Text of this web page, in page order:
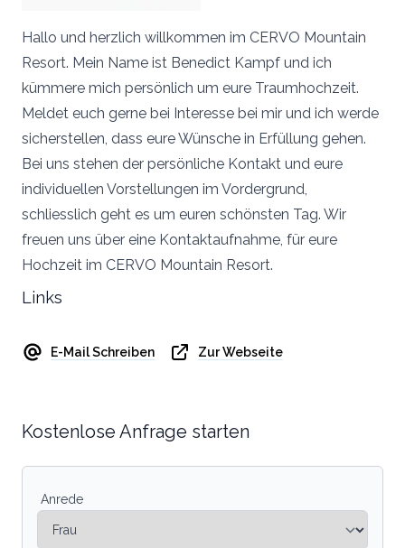
Hallo und herzlich willkommen im CERVO Mountain
Resort. Mein Name ist Benedict Kampf und ich
kümmere mich persönlich um eure Traumhochzeit.
Meldet euch gerne bei Interesse bei mir und ich werde
sicherstellen, dass eure Wünsche in Erfüllung gehen.
Bei uns stehen der persönliche Kontakt und eure
individuellen Vorstellungen im Vordergrund,
schliesslich geht es um euren schönsten Tag. Wir
freuen uns über eine Kontaktaufnahme, für eure
Hochzeit im CERVO Mountain Resort.
Links
E-Mail Schreiben Zur Webseite
Kostenlose Anfrage starten
Anrede